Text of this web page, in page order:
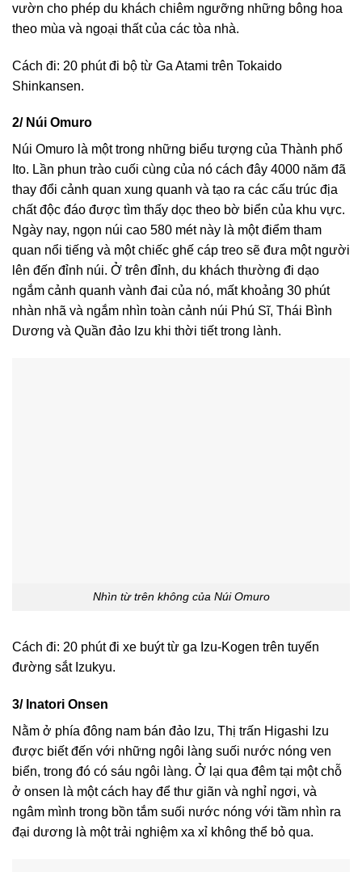
vườn cho phép du khách chiêm ngưỡng những bông hoa
theo mùa và ngoại thất của các tòa nhà.
Cách đi: 20 phút đi bộ từ Ga Atami trên Tokaido
Shinkansen.
2/ Núi Omuro
Núi Omuro là một trong những biểu tượng của Thành phố
Ito. Lần phun trào cuối cùng của nó cách đây 4000 năm đã
thay đổi cảnh quan xung quanh và tạo ra các cấu trúc địa
chất độc đáo được tìm thấy dọc theo bờ biển của khu vực.
Ngày nay, ngọn núi cao 580 mét này là một điểm tham
quan nổi tiếng và một chiếc ghế cáp treo sẽ đưa một người
lên đến đỉnh núi. Ở trên đỉnh, du khách thường đi dạo
ngắm cảnh quanh vành đai của nó, mất khoảng 30 phút
nhàn nhã và ngắm nhìn toàn cảnh núi Phú Sĩ, Thái Bình
Dương và Quần đảo Izu khi thời tiết trong lành.
Nhìn từ trên không của Núi Omuro
Cách đi: 20 phút đi xe buýt từ ga Izu-Kogen trên tuyến
đường sắt Izukyu.
3/ Inatori Onsen
Nằm ở phía đông nam bán đảo Izu, Thị trấn Higashi Izu
được biết đến với những ngôi làng suối nước nóng ven
biển, trong đó có sáu ngôi làng. Ở lại qua đêm tại một chỗ
ở onsen là một cách hay để thư giãn và nghỉ ngơi, và
ngâm mình trong bồn tắm suối nước nóng với tầm nhìn ra
đại dương là một trải nghiệm xa xỉ không thể bỏ qua.